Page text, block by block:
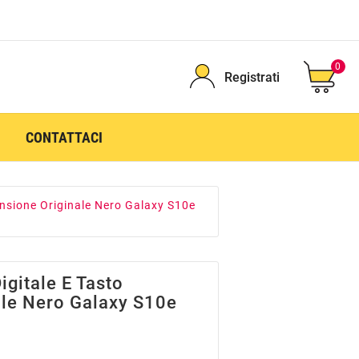
Registrati
0
CONTATTACI
Originale Nero Galaxy S10e
E Tasto
Nero Galaxy S10e